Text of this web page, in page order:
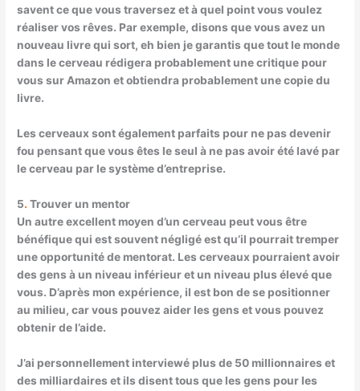
savent ce que vous traversez et à quel point vous voulez
réaliser vos rêves. Par exemple, disons que vous avez un
nouveau livre qui sort, eh bien je garantis que tout le monde
dans le cerveau rédigera probablement une critique pour
vous sur Amazon et obtiendra probablement une copie du
livre.
Les cerveaux sont également parfaits pour ne pas devenir
fou pensant que vous êtes le seul à ne pas avoir été lavé par
le cerveau par le système d’entreprise.
5. Trouver un mentor
Un autre excellent moyen d’un cerveau peut vous être
bénéfique qui est souvent négligé est qu’il pourrait tremper
une opportunité de mentorat. Les cerveaux pourraient avoir
des gens à un niveau inférieur et un niveau plus élevé que
vous. D’après mon expérience, il est bon de se positionner
au milieu, car vous pouvez aider les gens et vous pouvez
obtenir de l’aide.
J’ai personnellement interviewé plus de 50 millionnaires et
des milliardaires et ils disent tous que les gens pour les